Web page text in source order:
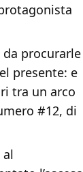
da procurarle
presente: e
tra un arco
#12, di